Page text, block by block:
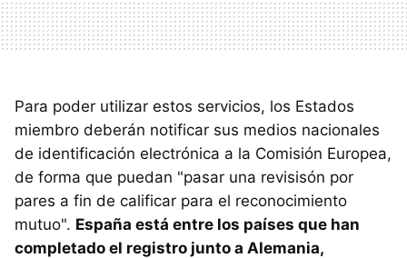
Para poder utilizar estos servicios, los Estados
miembro deberán notificar sus medios nacionales
de identificación electrónica a la Comisión Europea,
de forma que puedan "pasar una revisisón por
pares a fin de calificar para el reconocimiento
mutuo". España está entre los países que han
completado el registro junto a Alemania,